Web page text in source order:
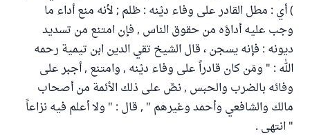
) أي : مطل القادر على وفاء ديْنه : ظلم ; لأنه منع أداء ما
وجب عليه أداؤه من حقوق الناس , فإن امتنع من تسديد
ديونه : فإنه يسجن ، قال الشيخ تقي الدين ابن تيمية رحمه
الله : " ومَن كان قادراً على وفاء ديْنه , وامتنع , أجبر على
وفائه بالضرب والحبس , نصَّ على ذلك الأئمة من أصحاب
مالك والشافعي وأحمد وغيرهم " , قال : " ولا أعلم فيه نزاعاً
" انتهى .